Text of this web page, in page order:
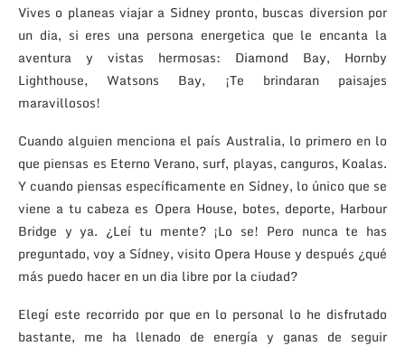
Vives o planeas viajar a Sidney pronto, buscas diversion por
un dia, si eres una persona energetica que le encanta la
aventura y vistas hermosas: Diamond Bay, Hornby
Lighthouse, Watsons Bay, ¡Te brindaran paisajes
maravillosos!
Cuando alguien menciona el país Australia, lo primero en lo
que piensas es Eterno Verano, surf, playas, canguros, Koalas.
Y cuando piensas específicamente en Sídney, lo único que se
viene a tu cabeza es Opera House, botes, deporte, Harbour
Bridge y ya. ¿Leí tu mente? ¡Lo se! Pero nunca te has
preguntado, voy a Sídney, visito Opera House y después ¿qué
más puedo hacer en un dia libre por la ciudad?
Elegí este recorrido por que en lo personal lo he disfrutado
bastante, me ha llenado de energía y ganas de seguir